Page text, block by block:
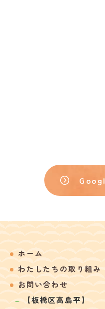
ホーム
わたしたちの取り組み
お問い合わせ
【板橋区高島平】